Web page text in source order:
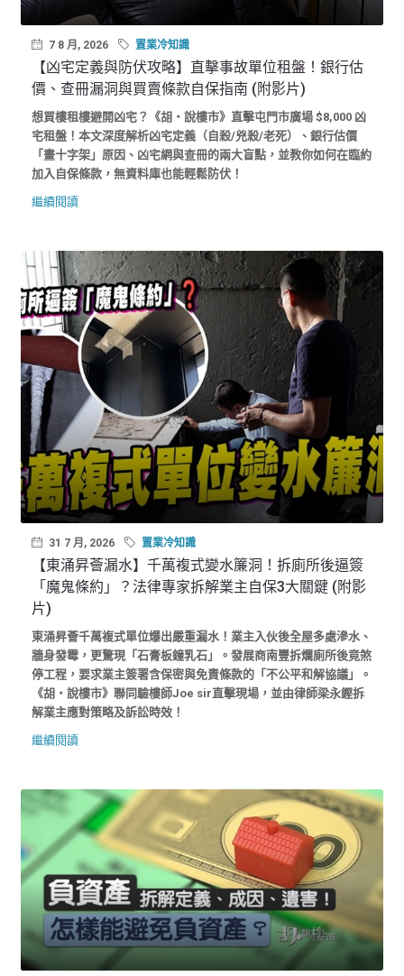
7 8 月, 2026 置業冷知識
【凶宅定義與防伏攻略】直擊事故單位租盤！銀行估
價、查冊漏洞與買賣條款自保指南 (附影片)
想買樓租樓避開凶宅？《胡‧說樓市》直擊屯門市廣場 $8,000 凶
宅租盤！本文深度解析凶宅定義（自殺/兇殺/老死）、銀行估價
「畫十字架」原因、凶宅網與查冊的兩大盲點，並教你如何在臨約
加入自保條款，無資料庫也能輕鬆防伏！
繼續閱讀
31 7 月, 2026 置業冷知識
【東涌昇薈漏水】千萬複式變水簾洞！拆廁所後逼簽
「魔鬼條約」？法律專家拆解業主自保3大關鍵 (附影
片)
東涌昇薈千萬複式單位爆出嚴重漏水！業主入伙後全屋多處滲水、
牆身發霉，更驚現「石膏板鐘乳石」。發展商南豐拆爛廁所後竟煞
停工程，要求業主簽署含保密與免責條款的「不公平和解協議」。
《胡‧說樓市》聯同驗樓師Joe sir直擊現場，並由律師梁永鏗拆
解業主應對策略及訴訟時效！
繼續閱讀